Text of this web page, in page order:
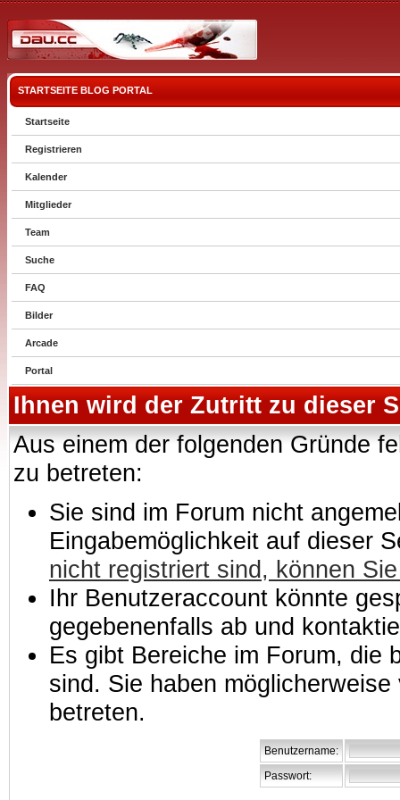
STARTSEITE BLOG PORTAL
Startseite
Registrieren
Kalender
Mitglieder
Team
Suche
FAQ
Bilder
Arcade
Portal
Ihnen wird der Zutritt zu dieser
Aus einem der folgenden Gründe
zu betreten:
Sie sind im Forum nicht
Eingabemöglichkeit auf dieser
nicht registriert sind, können
Ihr Benutzeraccount könnte
gegebenenfalls ab und
Es gibt Bereiche im Forum, die
sind. Sie haben
betreten.
Benutzername:
Passwort: